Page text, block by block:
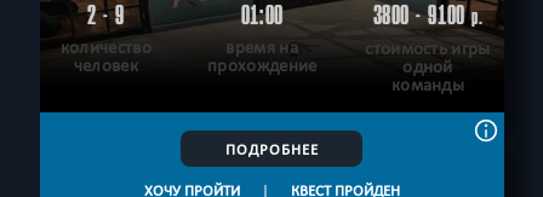
2 - 9
количество
человек
01:00
время на
прохождение
3800 - 9100р.
стоимость игры
одной
команды
ПОДРОБНЕЕ
ХОЧУ ПРОЙТИ | КВЕСТ ПРОЙДЕН